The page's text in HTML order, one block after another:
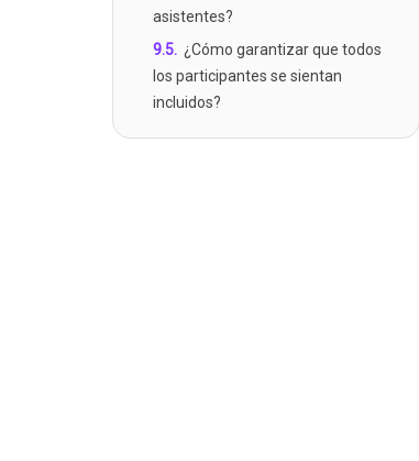
asistentes?
9.5. ¿Cómo garantizar que todos
los participantes se sientan
incluidos?